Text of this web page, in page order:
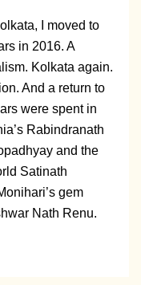
I moved to
in 2016. A
Kolkata again.
And a return to
were spent in
Rabindranath
and the
Satinath
gem
Nath Renu.